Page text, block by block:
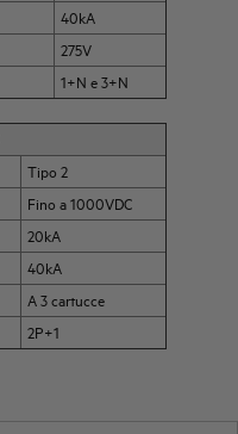
40kA
275V
1+N e 3+N
Tipo 2
Fino a 1000VDC
20kA
40kA
A 3 cartucce
2P+1